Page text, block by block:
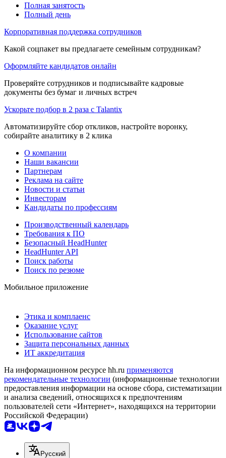
Полная занятость
Полный день
Корпоративная поддержка сотрудников
Какой соцпакет вы предлагаете семейным сотрудникам?
Оформляйте кандидатов онлайн
Проверяйте сотрудников и подписывайте кадровые
документы без бумаг и личных встреч
Ускорьте подбор в 2 раза с Talantix
Автоматизируйте сбор откликов, настройте воронку,
собирайте аналитику в 2 клика
О компании
Наши вакансии
Партнерам
Реклама на сайте
Новости и статьи
Инвесторам
Кандидаты по профессиям
Производственный календарь
Требования к ПО
Безопасный HeadHunter
HeadHunter API
Поиск работы
Поиск по резюме
Мобильное приложение
Этика и комплаенс
Оказание услуг
Использование сайтов
Защита персональных данных
ИТ аккредитация
На информационном ресурсе hh.ru применяются
рекомендательные технологии (информационные технологии
предоставления информации на основе сбора, систематизации
и анализа сведений, относящихся к предпочтениям
пользователей сети «Интернет», находящихся на территории
Российской Федерации)
Русский